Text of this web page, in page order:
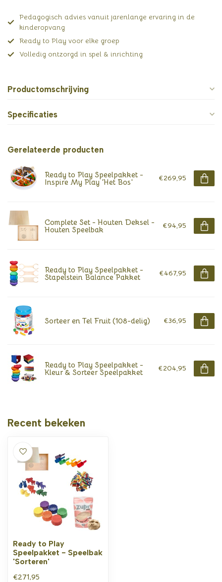
Pedagogisch advies vanuit jarenlange ervaring in de
kinderopvang
Ready to Play voor elke groep
Volledig ontzorgd in spel & inrichting
Productomschrijving
Specificaties
Gerelateerde producten
Ready to Play Speelpakket -
Inspire My Play 'Het Bos' €269,95
Complete Set - Houten Deksel -
Houten Speelbak €94,95
Ready to Play Speelpakket -
Stapelstein Balance Pakket €467,95
Sorteer en Tel Fruit (108-delig) €36,95
Ready to Play Speelpakket -
Kleur & Sorteer Speelpakket €204,95
Recent bekeken
Ready to Play
Speelpakket - Speelbak
'Sorteren'
€271,95